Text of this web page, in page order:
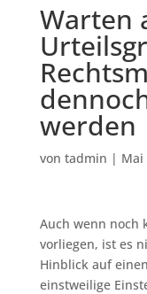
Warten
werden
von tadmin | Mai
Auch wenn noch
vorliegen, ist es
Hinblick auf
einstweilige